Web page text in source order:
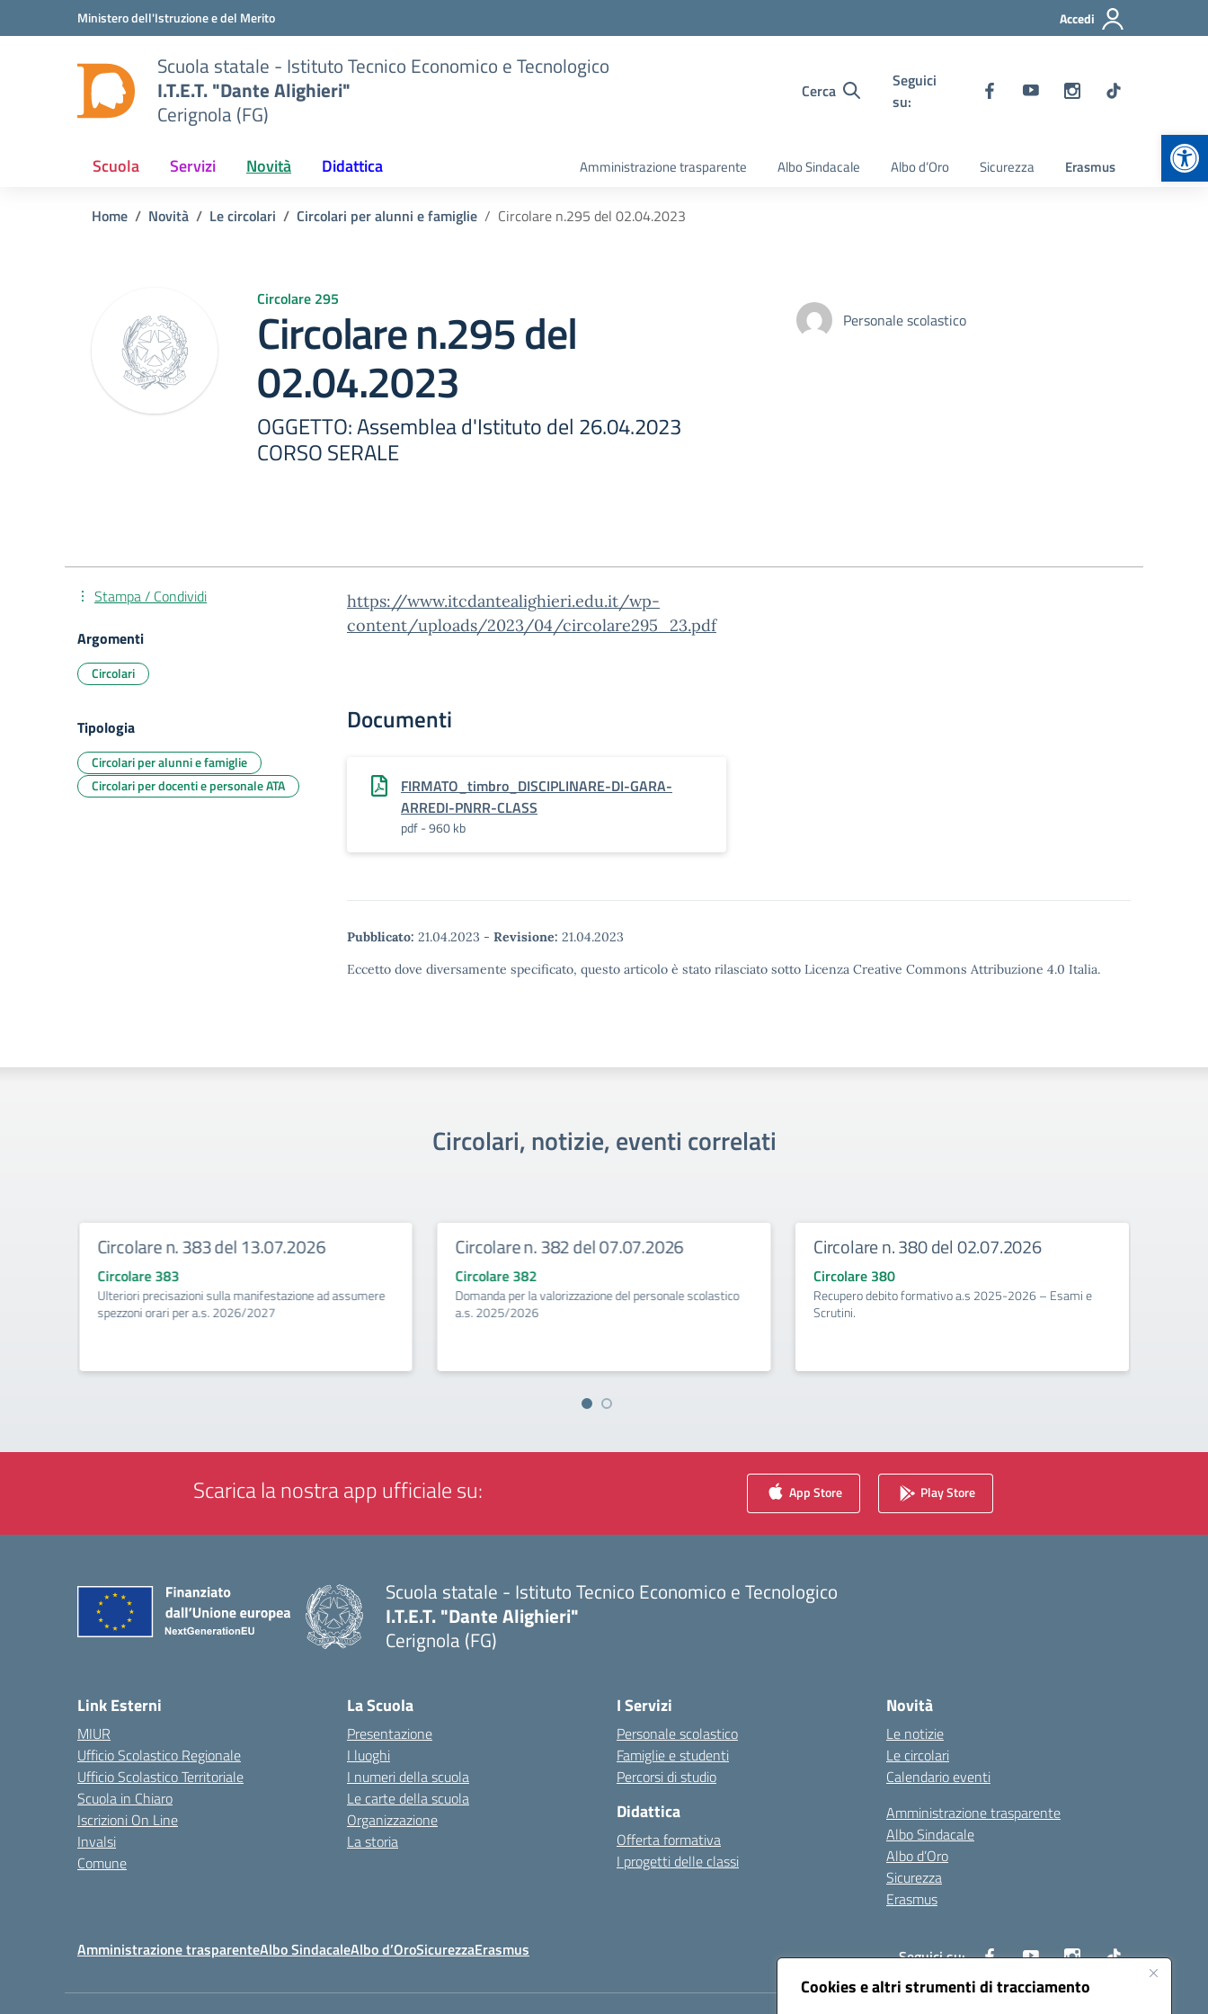
Cookies e altri strumenti di tracciamento
Vai ai contenuti
Vai al menu di navigazioneMinistero dell'Istruzione e del Merito Accedi
Scuola statale - Istituto Tecnico Economico e Tecnologico
I.T.E.T. "Dante Alighieri"
Cerignola (FG)
Cerca
Seguici
su:
Scuola Servizi Novità Didattica Amministrazione trasparente Albo Sindacale Albo d’Oro Sicurezza Erasmus
Home Novità Le circolari Circolari per alunni e famiglie Circolare n.295 del 02.04.2023
Circolare 295
Circolare n.295 del
02.04.2023
OGGETTO: Assemblea d'Istituto del 26.04.2023
CORSO SERALE
Personale scolastico
https://www.itcdantealighieri.edu.it/wp-
content/uploads/2023/04/circolare295_23.pdf
Documenti
FIRMATO_timbro_DISCIPLINARE-DI-GARA-
ARREDI-PNRR-CLASS
pdf - 960 kb
Pubblicato: 21.04.2023 - Revisione: 21.04.2023
Eccetto dove diversamente specificato, questo articolo è stato rilasciato sotto Licenza Creative Commons Attribuzione 4.0 Italia.
Stampa / Condividi
Argomenti
Circolari
Tipologia
Circolari per alunni e famiglie
Circolari per docenti e personale ATA
Circolari, notizie, eventi correlati
Circolare n. 383 del 13.07.2026
Circolare 383
Ulteriori precisazioni sulla manifestazione ad assumere
spezzoni orari per a.s. 2026/2027
Circolare n. 382 del 07.07.2026
Circolare 382
Domanda per la valorizzazione del personale scolastico
a.s. 2025/2026
Circolare n. 380 del 02.07.2026
Circolare 380
Recupero debito formativo a.s 2025-2026 – Esami e
Scrutini.
Scarica la nostra app ufficiale su: App Store Play Store
Scuola statale - Istituto Tecnico Economico e Tecnologico
I.T.E.T. "Dante Alighieri"
Cerignola (FG)
Link Esterni
MIUR
Ufficio Scolastico Regionale
Ufficio Scolastico Territoriale
Scuola in Chiaro
Iscrizioni On Line
Invalsi
Comune
La Scuola
Presentazione
I luoghi
I numeri della scuola
Le carte della scuola
Organizzazione
La storia
I Servizi
Personale scolastico
Famiglie e studenti
Percorsi di studio
Didattica
Offerta formativa
I progetti delle classi
Novità
Le notizie
Le circolari
Calendario eventi
Amministrazione trasparente
Albo Sindacale
Albo d’Oro
Sicurezza
Erasmus
Amministrazione trasparenteAlbo SindacaleAlbo d’OroSicurezzaErasmus Seguici su: